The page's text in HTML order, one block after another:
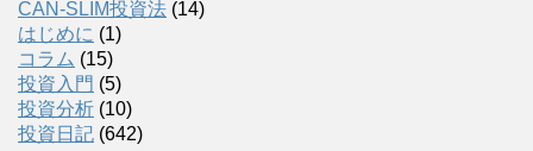
CAN-SLIM投資法 (14)
はじめに (1)
コラム (15)
投資入門 (5)
投資分析 (10)
投資日記 (642)